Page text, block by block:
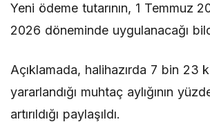
Yeni ödeme tutarının, 1 Temmuz
2026 döneminde uygulanacağı
Açıklamada, halihazırda 7 bin 23
yararlandığı muhtaç aylığının
artırıldığı paylaşıldı.